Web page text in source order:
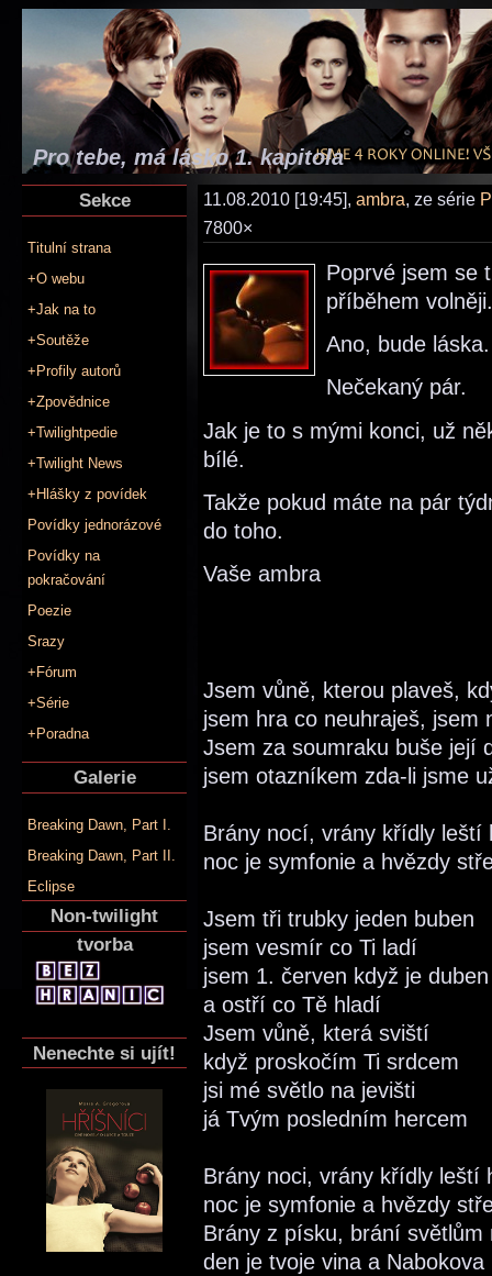
Pro tebe, má lásko 1. kapitola
Sekce
Titulní strana
+O webu
+Jak na to
+Soutěže
+Profily autorů
+Zpovědnice
+Twilightpedie
+Twilight News
+Hlášky z povídek
Povídky jednorázové
Povídky na
pokračování
Poezie
Srazy
+Fórum
+Série
+Poradna
Galerie
Breaking Dawn, Part I.
Breaking Dawn, Part II.
Eclipse
Non-twilight
tvorba
Nenechte si ujít!
11.08.2010 [19:45], ambra, ze série
7800×
Poprvé jsem se
příběhem
Ano, bude
Nečekaný pár.
Jak je to s mými konci, už
bílé.
Takže pokud máte na pár
do toho.
Vaše ambra
Jsem vůně, kterou plaveš,
jsem hra co neuhraješ, jsem
Jsem za soumraku buše její
jsem otazníkem zda-li jsme
Brány nocí, vrány křídly leští
noc je symfonie a hvězdy
Jsem tři trubky jeden buben
jsem vesmír co Ti ladí
jsem 1. červen když je duben
a ostří co Tě hladí
Jsem vůně, která sviští
když proskočím Ti srdcem
jsi mé světlo na jevišti
já Tvým posledním hercem
Brány noci, vrány křídly leští
noc je symfonie a hvězdy
Brány z písku, brání světlům
den je tvoje vina a Nabokova